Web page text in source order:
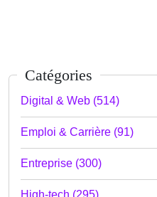
Catégories
Digital & Web (514)
Emploi & Carrière (91)
Entreprise (300)